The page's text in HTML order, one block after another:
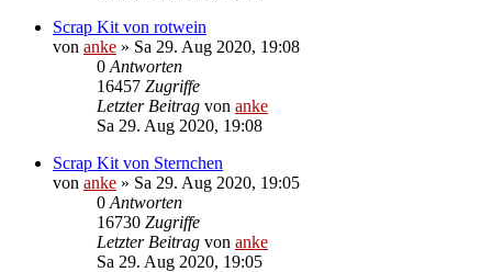
Scrap Kit von rotwein
von anke » Sa 29. Aug 2020, 19:08
0 Antworten
16457 Zugriffe
Letzter Beitrag von anke
Sa 29. Aug 2020, 19:08
Scrap Kit von Sternchen
von anke » Sa 29. Aug 2020, 19:05
0 Antworten
16730 Zugriffe
Letzter Beitrag von anke
Sa 29. Aug 2020, 19:05